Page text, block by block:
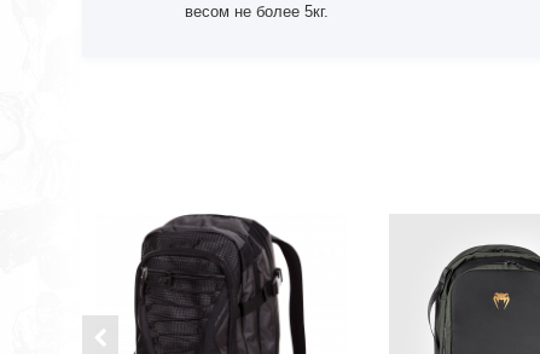
весом не более 5кг.